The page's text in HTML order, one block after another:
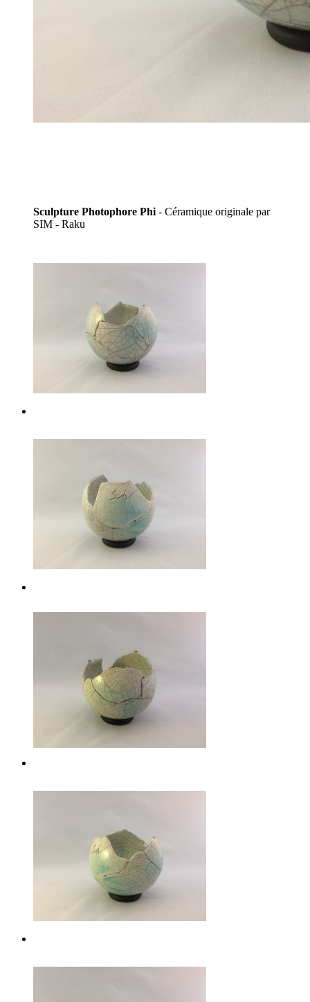
Sculpture Photophore Phi - Céramique originale par
SIM - Raku